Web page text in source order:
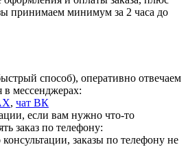
принимаем минимум за 2 часа до
способ), оперативно отвечаем
в мессенджерах:
, чат ВК
если вам нужно что-то
заказ по телефону:
заказы по телефону не